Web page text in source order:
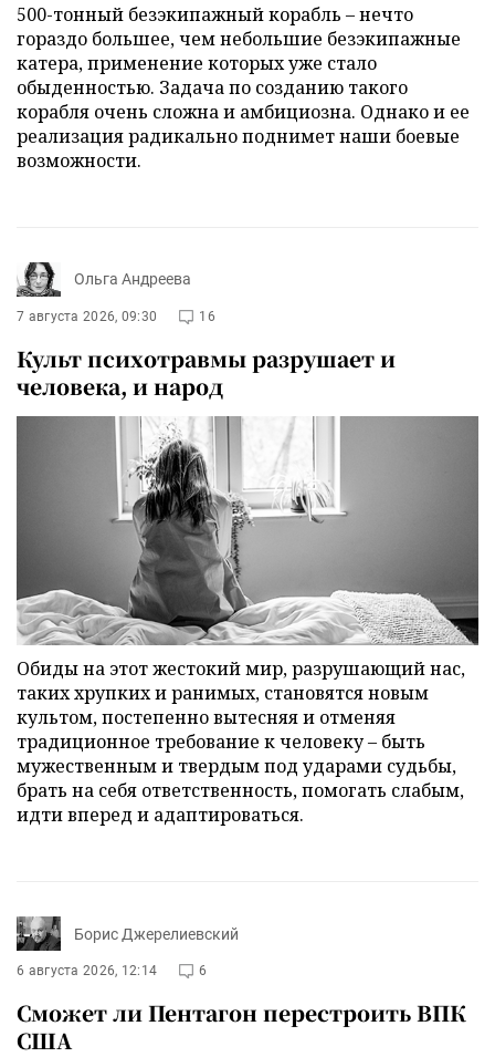
500-тонный безэкипажный корабль – нечто
гораздо большее, чем небольшие безэкипажные
катера, применение которых уже стало
обыденностью. Задача по созданию такого
корабля очень сложна и амбициозна. Однако и ее
реализация радикально поднимет наши боевые
возможности.
Ольга Андреева
7 августа 2026, 09:30 16
Культ психотравмы разрушает и
человека, и народ
Обиды на этот жестокий мир, разрушающий нас,
таких хрупких и ранимых, становятся новым
культом, постепенно вытесняя и отменяя
традиционное требование к человеку – быть
мужественным и твердым под ударами судьбы,
брать на себя ответственность, помогать слабым,
идти вперед и адаптироваться.
Борис Джерелиевский
6 августа 2026, 12:14 6
Сможет ли Пентагон перестроить ВПК
США